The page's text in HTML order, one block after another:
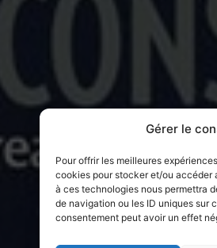
Gérer le
Pour offrir les meilleures
cookies pour stocker et/ou accéder
à ces technologies nous permettra
de navigation ou les ID uniques sur
consentement peut avoir un effet